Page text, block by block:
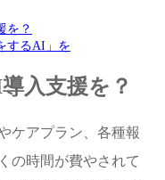
を？
するAI」を
入支援を？
ケアプラン、各種報
の時間が費やされて